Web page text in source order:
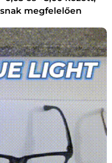
megfelelően